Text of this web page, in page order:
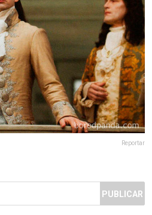
Reportar
PUBLICAR